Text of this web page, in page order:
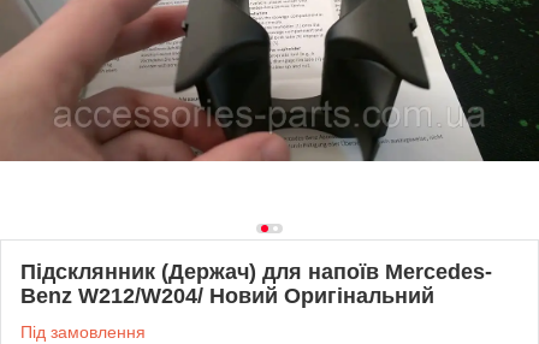
Підсклянник (Держач) для напоїв Mercedes-
Benz W212/W204/ Новий Оригінальний
Під замовлення